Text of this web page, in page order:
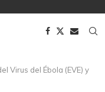
Virus del Ébola (EVE) y